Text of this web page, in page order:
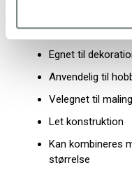
Egenskaber og
Egnet til
Anvendelig til
Velegnet til
Let konstruktion
Kan kombineres
størrelse